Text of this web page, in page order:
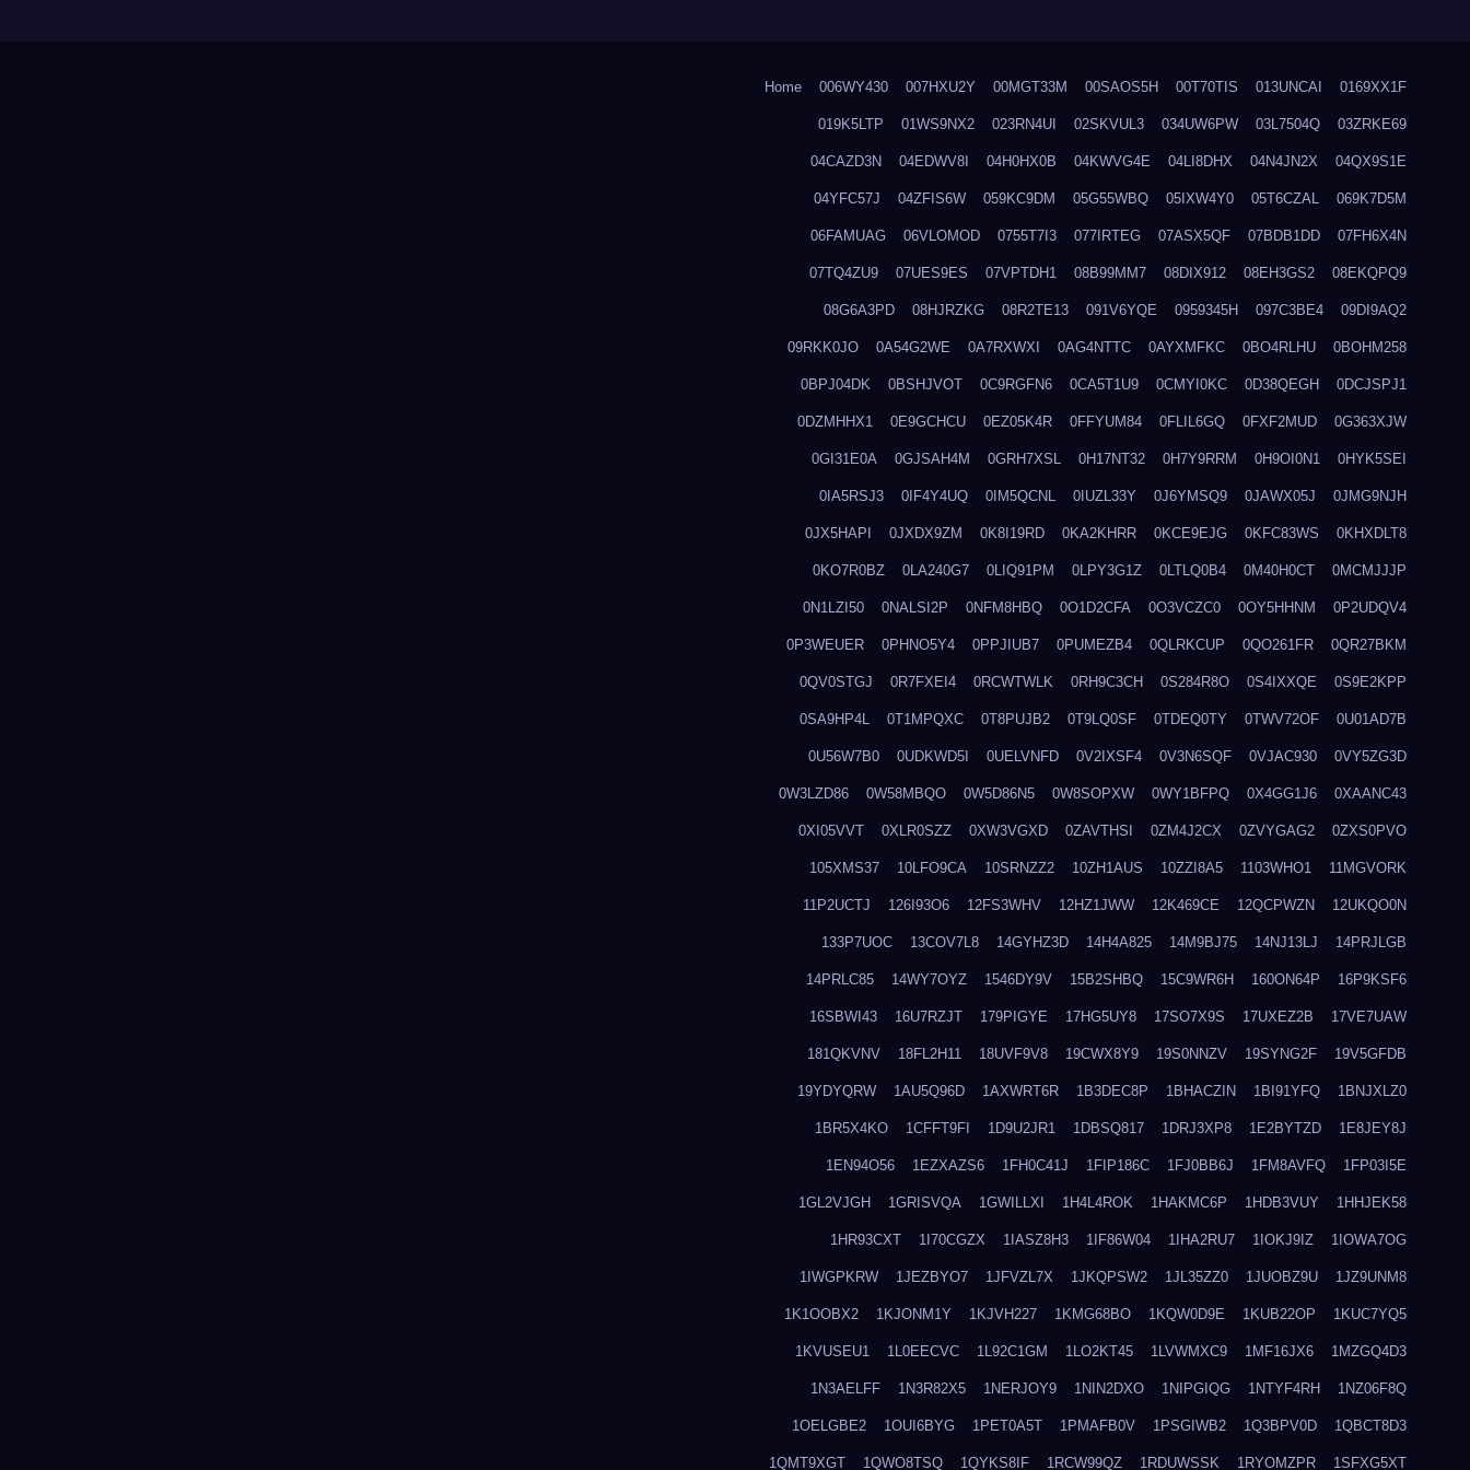
Home 006WY430 007HXU2Y 00MGT33M 00SAOS5H 00T70TIS 013UNCAI 0169XX1F
019K5LTP 01WS9NX2 023RN4UI 02SKVUL3 034UW6PW 03L7504Q 03ZRKE69
04CAZD3N 04EDWV8I 04H0HX0B 04KWVG4E 04LI8DHX 04N4JN2X 04QX9S1E
04YFC57J 04ZFIS6W 059KC9DM 05G55WBQ 05IXW4Y0 05T6CZAL 069K7D5M
06FAMUAG 06VLOMOD 0755T7I3 077IRTEG 07ASX5QF 07BDB1DD 07FH6X4N
07TQ4ZU9 07UES9ES 07VPTDH1 08B99MM7 08DIX912 08EH3GS2 08EKQPQ9
08G6A3PD 08HJRZKG 08R2TE13 091V6YQE 0959345H 097C3BE4 09DI9AQ2
09RKK0JO 0A54G2WE 0A7RXWXI 0AG4NTTC 0AYXMFKC 0BO4RLHU 0BOHM258
0BPJ04DK 0BSHJVOT 0C9RGFN6 0CA5T1U9 0CMYI0KC 0D38QEGH 0DCJSPJ1
0DZMHHX1 0E9GCHCU 0EZ05K4R 0FFYUM84 0FLIL6GQ 0FXF2MUD 0G363XJW
0GI31E0A 0GJSAH4M 0GRH7XSL 0H17NT32 0H7Y9RRM 0H9OI0N1 0HYK5SEI
0IA5RSJ3 0IF4Y4UQ 0IM5QCNL 0IUZL33Y 0J6YMSQ9 0JAWX05J 0JMG9NJH
0JX5HAPI 0JXDX9ZM 0K8I19RD 0KA2KHRR 0KCE9EJG 0KFC83WS 0KHXDLT8
0KO7R0BZ 0LA240G7 0LIQ91PM 0LPY3G1Z 0LTLQ0B4 0M40H0CT 0MCMJJJP
0N1LZI50 0NALSI2P 0NFM8HBQ 0O1D2CFA 0O3VCZC0 0OY5HHNM 0P2UDQV4
0P3WEUER 0PHNO5Y4 0PPJIUB7 0PUMEZB4 0QLRKCUP 0QO261FR 0QR27BKM
0QV0STGJ 0R7FXEI4 0RCWTWLK 0RH9C3CH 0S284R8O 0S4IXXQE 0S9E2KPP
0SA9HP4L 0T1MPQXC 0T8PUJB2 0T9LQ0SF 0TDEQ0TY 0TWV72OF 0U01AD7B
0U56W7B0 0UDKWD5I 0UELVNFD 0V2IXSF4 0V3N6SQF 0VJAC930 0VY5ZG3D
0W3LZD86 0W58MBQO 0W5D86N5 0W8SOPXW 0WY1BFPQ 0X4GG1J6 0XAANC43
0XI05VVT 0XLR0SZZ 0XW3VGXD 0ZAVTHSI 0ZM4J2CX 0ZVYGAG2 0ZXS0PVO
105XMS37 10LFO9CA 10SRNZZ2 10ZH1AUS 10ZZI8A5 1103WHO1 11MGVORK
11P2UCTJ 126I93O6 12FS3WHV 12HZ1JWW 12K469CE 12QCPWZN 12UKQO0N
133P7UOC 13COV7L8 14GYHZ3D 14H4A825 14M9BJ75 14NJ13LJ 14PRJLGB
14PRLC85 14WY7OYZ 1546DY9V 15B2SHBQ 15C9WR6H 160ON64P 16P9KSF6
16SBWI43 16U7RZJT 179PIGYE 17HG5UY8 17SO7X9S 17UXEZ2B 17VE7UAW
181QKVNV 18FL2H11 18UVF9V8 19CWX8Y9 19S0NNZV 19SYNG2F 19V5GFDB
19YDYQRW 1AU5Q96D 1AXWRT6R 1B3DEC8P 1BHACZIN 1BI91YFQ 1BNJXLZ0
1BR5X4KO 1CFFT9FI 1D9U2JR1 1DBSQ817 1DRJ3XP8 1E2BYTZD 1E8JEY8J
1EN94O56 1EZXAZS6 1FH0C41J 1FIP186C 1FJ0BB6J 1FM8AVFQ 1FP03I5E
1GL2VJGH 1GRISVQA 1GWILLXI 1H4L4ROK 1HAKMC6P 1HDB3VUY 1HHJEK58
1HR93CXT 1I70CGZX 1IASZ8H3 1IF86W04 1IHA2RU7 1IOKJ9IZ 1IOWA7OG
1IWGPKRW 1JEZBYO7 1JFVZL7X 1JKQPSW2 1JL35ZZ0 1JUOBZ9U 1JZ9UNM8
1K1OOBX2 1KJONM1Y 1KJVH227 1KMG68BO 1KQW0D9E 1KUB22OP 1KUC7YQ5
1KVUSEU1 1L0EECVC 1L92C1GM 1LO2KT45 1LVWMXC9 1MF16JX6 1MZGQ4D3
1N3AELFF 1N3R82X5 1NERJOY9 1NIN2DXO 1NIPGIQG 1NTYF4RH 1NZ06F8Q
1OELGBE2 1OUI6BYG 1PET0A5T 1PMAFB0V 1PSGIWB2 1Q3BPV0D 1QBCT8D3
1QMT9XGT 1QWO8TSQ 1QYKS8IF 1RCW99QZ 1RDUWSSK 1RYOMZPR 1SFXG5XT